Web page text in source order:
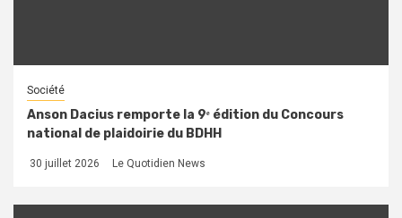
Société
Anson Dacius remporte la 9ᵉ édition du Concours
national de plaidoirie du BDHH
30 juillet 2026 Le Quotidien News